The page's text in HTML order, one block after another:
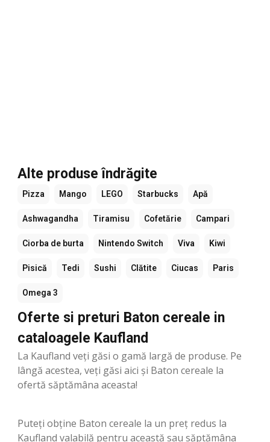
Alte produse îndrăgite
Pizza Mango LEGO Starbucks Apă
Ashwagandha Tiramisu Cofetărie Campari
Ciorba de burta Nintendo Switch Viva Kiwi
Pisică Tedi Sushi Clătite Ciucas Paris
Omega 3
Oferte si preturi Baton cereale in
cataloagele Kaufland
La Kaufland veți găsi o gamă largă de produse. Pe
lângă acestea, veți găsi aici și Baton cereale la
ofertă săptămâna aceasta!
Puteți obține Baton cereale la un preț redus la
Kaufland valabilă pentru această sau săptămâna